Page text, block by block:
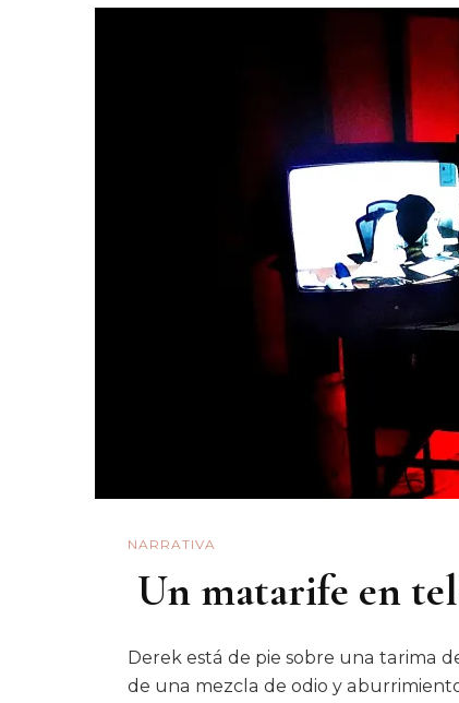
NARRATIVA
Un matarife en
Derek está de pie sobre una tarima
de una mezcla de odio y